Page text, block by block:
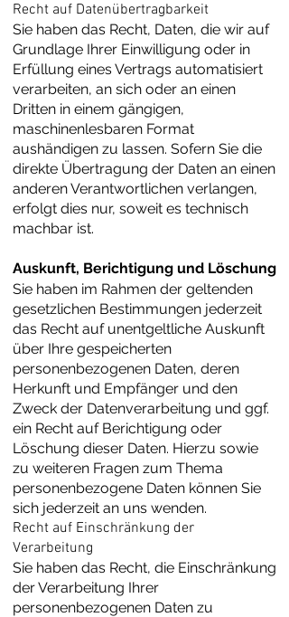
Recht auf Daten­übertrag­barkeit
Sie haben das Recht, Daten, die wir auf
Grundlage Ihrer Einwilligung oder in
Erfüllung eines Vertrags automatisiert
verarbeiten, an sich oder an einen
Dritten in einem gängigen,
maschinenlesbaren Format
aushändigen zu lassen. Sofern Sie die
direkte Übertragung der Daten an einen
anderen Verantwortlichen verlangen,
erfolgt dies nur, soweit es technisch
machbar ist.
Auskunft, Berichtigung und Löschung
Sie haben im Rahmen der geltenden
gesetzlichen Bestimmungen jederzeit
das Recht auf unentgeltliche Auskunft
über Ihre gespeicherten
personenbezogenen Daten, deren
Herkunft und Empfänger und den
Zweck der Datenverarbeitung und ggf.
ein Recht auf Berichtigung oder
Löschung dieser Daten. Hierzu sowie
zu weiteren Fragen zum Thema
personenbezogene Daten können Sie
sich jederzeit an uns wenden.
Recht auf Einschränkung der
Verarbeitung
Sie haben das Recht, die Einschränkung
der Verarbeitung Ihrer
personenbezogenen Daten zu